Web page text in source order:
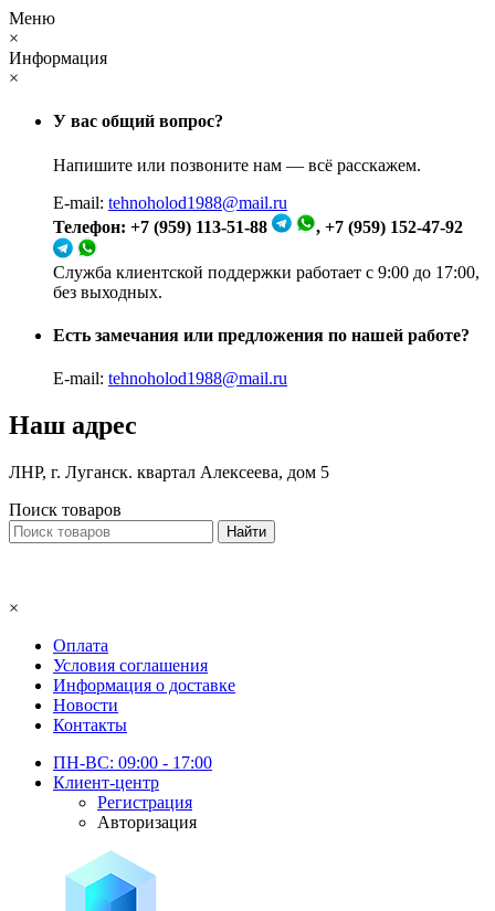
Меню
×
Информация
×
У вас общий вопрос?
Напишите или позвоните нам — всё расскажем.
E-mail: tehnoholod1988@mail.ru
Телефон: +7 (959) 113-51-88
, +7 (959) 152-47-92
Служба клиентской поддержки работает с 9:00 до 17:00,
без выходных.
Есть замечания или предложения по нашей работе?
E-mail: tehnoholod1988@mail.ru
Наш адрес
ЛНР, г. Луганск. квартал Алексеева, дом 5
Поиск товаров
×
Оплата
Условия соглашения
Информация о доставке
Новости
Контакты
ПН-ВС: 09:00 - 17:00
Клиент-центр
Регистрация
Авторизация